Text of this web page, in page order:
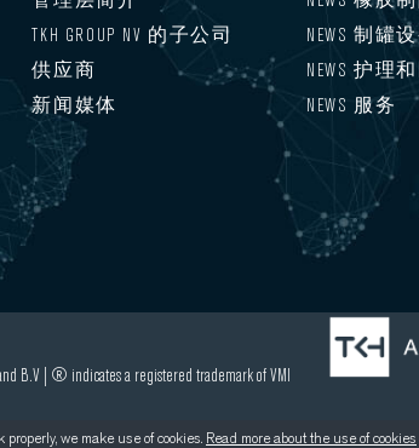
TKH GROUP NV 的子公司
供应商
新闻媒体
NEWS 制罐
NEWS 护理
NEWS 服务
B.V | ® indicates a registered trademark of VMI
we make use of cookies. Read more about the use of cookies